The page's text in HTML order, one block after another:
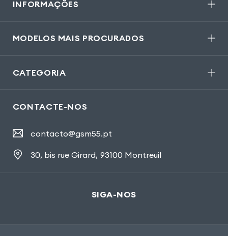
INFORMAÇÕES
MODELOS MAIS PROCURADOS
CATEGORIA
CONTACTE-NOS
contacto@gsm55.pt
30, bis rue Girard, 93100 Montreuil
SIGA-NOS